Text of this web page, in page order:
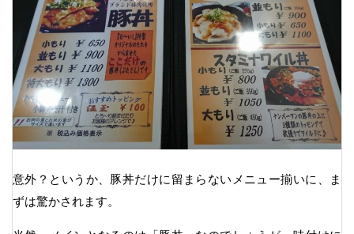
意外？というか、豚丼だけに留まらないメニュー揃いに、ま
ずは驚かされます。